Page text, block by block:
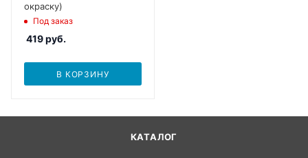
окраску)
Под заказ
419руб.
В КОРЗИНУ
КАТАЛОГ